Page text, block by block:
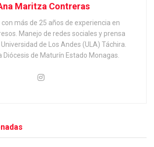
Maritza Contreras
con más de 25 años de experiencia en
Manejo de redes sociales y prensa
de Los Andes (ULA) Táchira.
Diócesis de Maturín Estado Monagas.